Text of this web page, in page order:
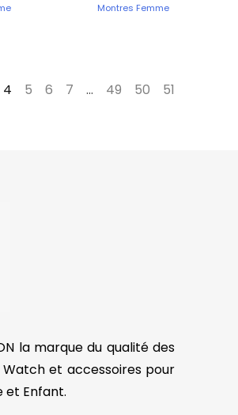
Montres Femme
4 5 6 7 … 49 50 51
la marque du qualité des
et accessoires pour
et Enfant.